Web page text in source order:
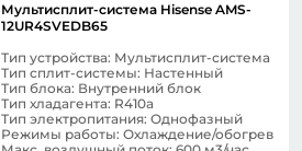
Мультисплит-система Hisense AMS-
12UR4SVEDB65
Тип устройства: Мультисплит-система
Тип сплит-системы: Настенный
Тип блока: Внутренний блок
Тип хладагента: R410a
Тип электропитания: Однофазный
Режимы работы: Охлаждение/обогрев